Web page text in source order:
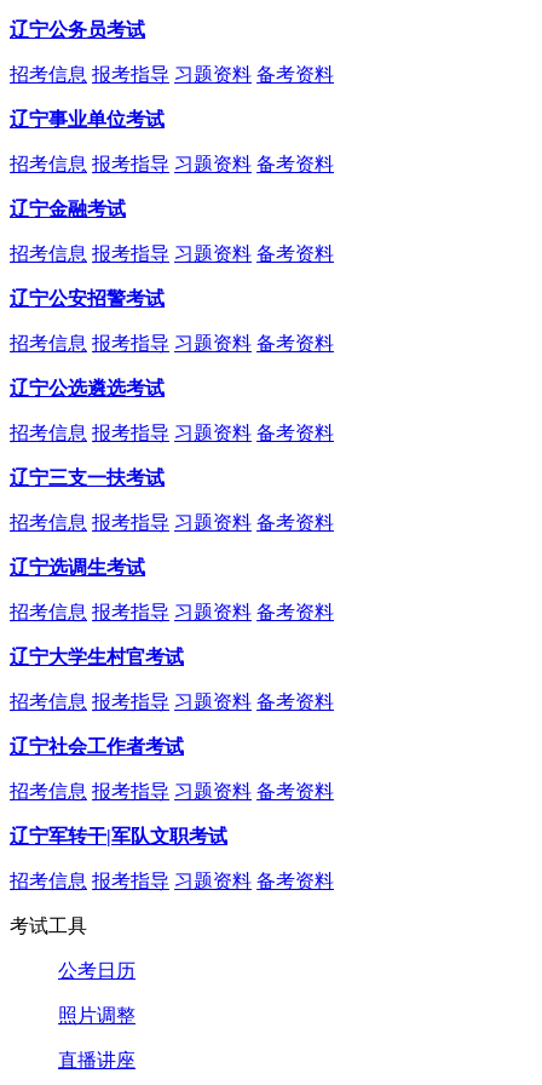
辽宁公务员考试
招考信息 报考指导 习题资料 备考资料
辽宁事业单位考试
招考信息 报考指导 习题资料 备考资料
辽宁金融考试
招考信息 报考指导 习题资料 备考资料
辽宁公安招警考试
招考信息 报考指导 习题资料 备考资料
辽宁公选遴选考试
招考信息 报考指导 习题资料 备考资料
辽宁三支一扶考试
招考信息 报考指导 习题资料 备考资料
辽宁选调生考试
招考信息 报考指导 习题资料 备考资料
辽宁大学生村官考试
招考信息 报考指导 习题资料 备考资料
辽宁社会工作者考试
招考信息 报考指导 习题资料 备考资料
辽宁军转干|军队文职考试
招考信息 报考指导 习题资料 备考资料
考试工具
公考日历
照片调整
直播讲座